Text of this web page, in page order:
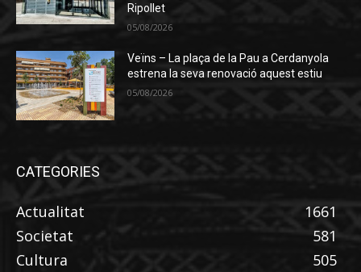
Ripollet
05/08/2026
Veïns – La plaça de la Pau a Cerdanyola
estrena la seva renovació aquest estiu
05/08/2026
CATEGORIES
Actualitat
1661
Societat
581
Cultura
505